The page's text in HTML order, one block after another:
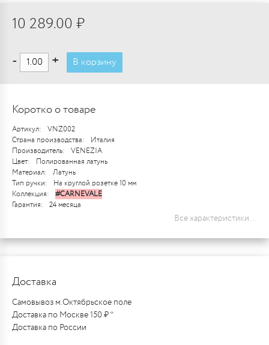
10 289.00 ₽
- + В корзину
Коротко о товаре
Артикул:
VNZ002
Страна производства:
Италия
Производитель:
VENEZIA
Цвет:
Полированная латунь
Материал:
Латунь
Тип ручки:
На круглой розетке 10 мм
Коллекция:
#CARNEVALE
Гарантия:
24 месяца
Все характеристики...
Доставка
Самовывоз м.Октябрьское поле
Доставка по Москве 150 ₽ *
Доставка по России